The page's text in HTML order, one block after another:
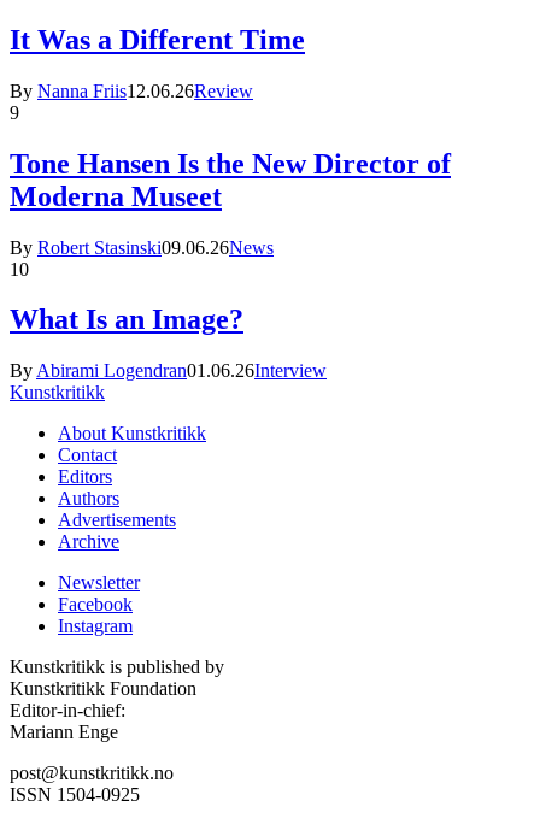
It Was a Different Time
By Nanna Friis12.06.26Review
9
Tone Hansen Is the New Director of
Moderna Museet
By Robert Stasinski09.06.26News
10
What Is an Image?
By Abirami Logendran01.06.26Interview
Kunstkritikk
About Kunstkritikk
Contact
Editors
Authors
Advertisements
Archive
Newsletter
Facebook
Instagram
Kunstkritikk is published by
Kunstkritikk Foundation
Editor-in-chief:
Mariann Enge
post@kunstkritikk.no
ISSN 1504-0925